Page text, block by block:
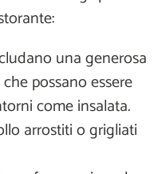
una generosa
possano essere
come insalata.
arrostiti o grigliati